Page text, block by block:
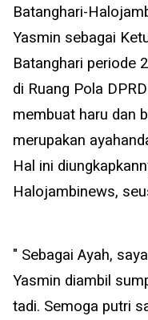
Batanghari-
Yasmin sebagai
Batanghari periode
di Ruang Pola
membuat haru dan
merupakan
Hal ini
Halojambinews,
" Sebagai Ayah,
Yasmin diambil
tadi. Semoga putri